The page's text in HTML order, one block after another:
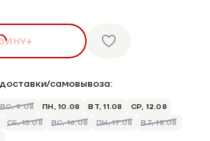
самовывоза:
ВС, 9.08 ПН, 10.08 ВТ, 11.08
СР, 12.08
СБ, 15.08 ВС, 16.08 ПН, 17.08
ВТ, 18.08